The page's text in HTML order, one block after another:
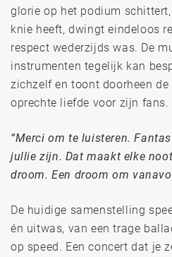
glorie op het podium
knie heeft, dwingt eindeloos
respect wederzijds was. De
instrumenten tegelijk kan
zichzelf en toont doorheen
oprechte liefde voor zijn fans.
“Merci om te luisteren.
jullie zijn. Dat maakt elke
droom. Een droom om
De huidige samenstelling
én uitwas, van een trage
op speed. Een concert dat je